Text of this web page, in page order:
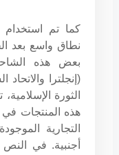
كما تم استخدام
نطاق واسع بعد
بعض هذه
(إنجلترا
الثورة
هذه المنتجات في
التجارية
أجنبية. في النص